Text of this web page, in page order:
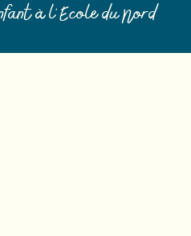
à l'Ecole du Nord